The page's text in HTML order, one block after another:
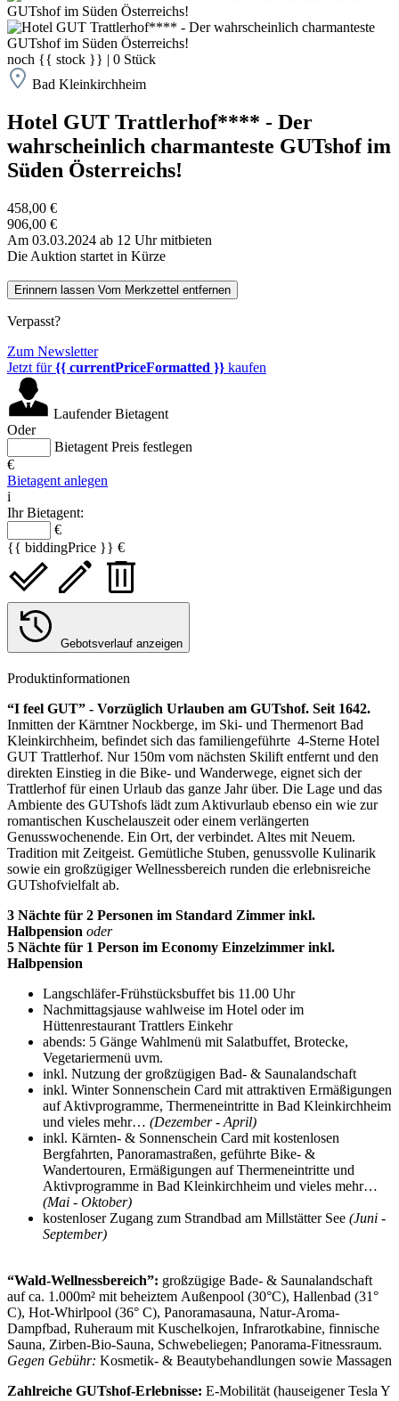
noch {{ stock }} | 0 Stück
Bad Kleinkirchheim
Hotel GUT Trattlerhof**** - Der
wahrscheinlich charmanteste GUTshof im
Süden Österreichs!
458,00 €
906,00 €
Am 03.03.2024 ab 12 Uhr mitbieten
Die Auktion startet in Kürze
Erinnern lassen Vom Merkzettel entfernen
Verpasst?
Zum Newsletter
Jetzt für{{ currentPriceFormatted }} kaufen
Laufender Bietagent
Oder
Bietagent Preis festlegen
€
Bietagent anlegen
i
Ihr Bietagent:
€
{{ biddingPrice }} €
Gebotsverlauf anzeigen
Produktinformationen
“I feel GUT” - Vorzüglich Urlauben am GUTshof. Seit 1642.
Inmitten der Kärntner Nockberge, im Ski- und Thermenort Bad
Kleinkirchheim, befindet sich das familiengeführte 4-Sterne Hotel
GUT Trattlerhof. Nur 150m vom nächsten Skilift entfernt und den
direkten Einstieg in die Bike- und Wanderwege, eignet sich der
Trattlerhof für einen Urlaub das ganze Jahr über. Die Lage und das
Ambiente des GUTshofs lädt zum Aktivurlaub ebenso ein wie zur
romantischen Kuschelauszeit oder einem verlängerten
Genusswochenende. Ein Ort, der verbindet. Altes mit Neuem.
Tradition mit Zeitgeist. Gemütliche Stuben, genussvolle Kulinarik
sowie ein großzügiger Wellnessbereich runden die erlebnisreiche
GUTshofvielfalt ab.
3 Nächte für 2 Personen im Standard Zimmer inkl.
Halbpension oder
5 Nächte für 1 Person im Economy Einzelzimmer inkl.
Halbpension
Langschläfer-Frühstücksbuffet bis 11.00 Uhr
Nachmittagsjause wahlweise im Hotel oder im
Hüttenrestaurant Trattlers Einkehr
abends: 5 Gänge Wahlmenü mit Salatbuffet, Brotecke,
Vegetariermenü uvm.
inkl. Nutzung der großzügigen Bad- & Saunalandschaft
inkl. Winter Sonnenschein Card mit attraktiven Ermäßigungen
auf Aktivprogramme, Thermeneintritte in Bad Kleinkirchheim
und vieles mehr… (Dezember - April)
inkl. Kärnten- & Sonnenschein Card mit kostenlosen
Bergfahrten, Panoramastraßen, geführte Bike- &
Wandertouren, Ermäßigungen auf Thermeneintritte und
Aktivprogramme in Bad Kleinkirchheim und vieles mehr…
(Mai - Oktober)
kostenloser Zugang zum Strandbad am Millstätter See (Juni -
September)
“Wald-Wellnessbereich”: großzügige Bade- & Saunalandschaft
auf ca. 1.000m² mit beheiztem Außenpool (30°C), Hallenbad (31°
C), Hot-Whirlpool (36° C), Panoramasauna, Natur-Aroma-
Dampfbad, Ruheraum mit Kuschelkojen, Infrarotkabine, finnische
Sauna, Zirben-Bio-Sauna, Schwebeliegen; Panorama-Fitnessraum.
Gegen Gebühr: Kosmetik- & Beautybehandlungen sowie Massagen
Zahlreiche GUTshof-Erlebnisse: E-Mobilität (hauseigener Tesla Y